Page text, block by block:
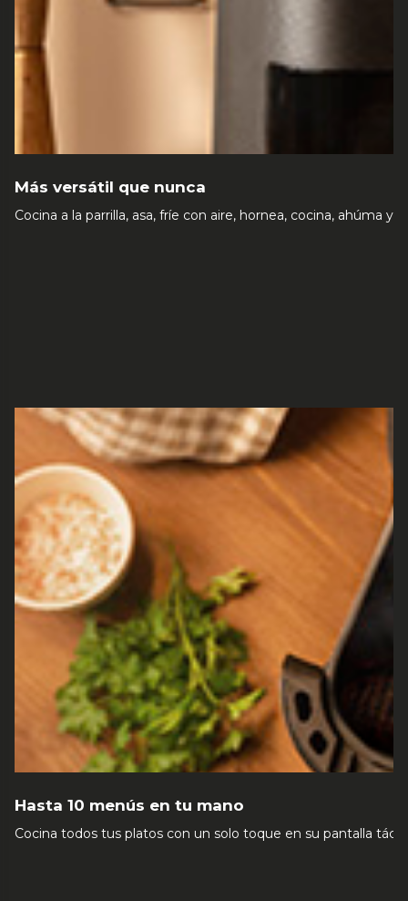
Más versátil que nunca
Cocina a la parrilla, asa, fríe con aire, hornea, cocina, ahúma
Hasta 10 menús en tu mano
Cocina todos tus platos con un solo toque en su pantalla